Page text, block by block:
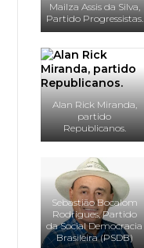
Mailza Assis da Silva,
Partido Progressistas.
Alan Rick Miranda,
partido
Republicanos.
Sebastião Bocalom
Rodrigues, Partido
da Social Democracia
Brasileira (PSDB)